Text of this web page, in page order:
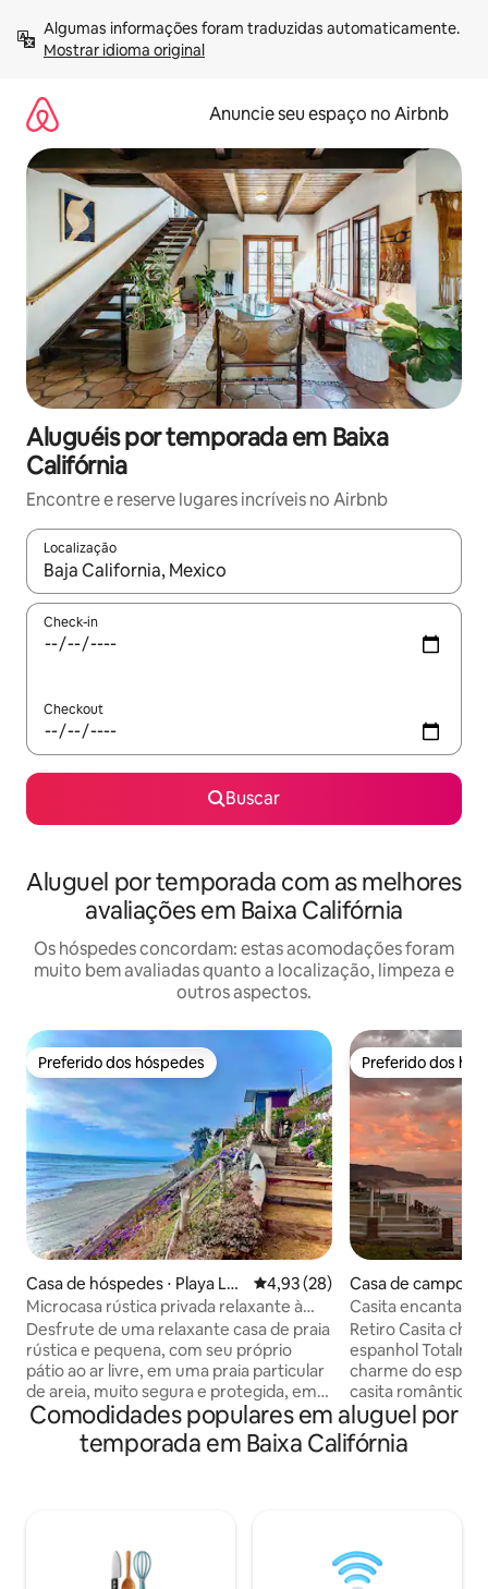
para
Mostrar idioma original
Anuncie seu espaço no Airbnb
Aluguéis por temporada em Baixa
Califórnia
Encontre e reserve lugares incríveis no Airbnb
Localização
Quando os resultados estiverem disponíveis, explore-os
Check-in
Checkout
Buscar
Aluguel por temporada com as melhores
avaliações em Baixa Califórnia
Os hóspedes concordam: estas acomodações foram
muito bem avaliadas quanto a localização, limpeza e
outros aspectos.
Preferido dos hóspedes
Preferido dos hóspedes
Casa de hóspedes ⋅ Playa La
Mision
4,93 de uma avaliação média
4,93 (28)
Microcasa rústica privada relaxante à
beira-mar
Desfrute de uma relaxante casa de praia
rústica e pequena, com seu próprio
pátio ao ar livre, em uma praia particular
de areia, muito segura e protegida, em
uma propriedade privada, a poucos
minutos de Rosarito, Ensenada e
degustação de vinhos no Valle de
com água quente e vaso sanitário limpo
Preferido dos
Preferido dos
Casa de campo ⋅
evo
Casita
mar ~
Retiro Casita
espanhol Totalmente remodelada com o
charme do
casita romântica
elegante, uma
sonhos com
lareira acolhedora
balanço com
bar perfeitos para
Comodidades populares em aluguel por
temporada em Baixa Califórnia